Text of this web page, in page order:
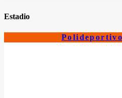
Estadio